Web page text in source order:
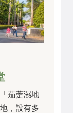
茄萣濕地
，設有多